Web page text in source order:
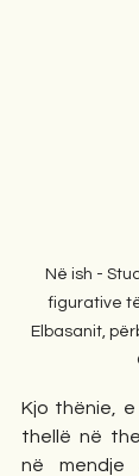
Në ish -
figurative
Elbasanit,
Kjo thënie,
thellë në
në mendje